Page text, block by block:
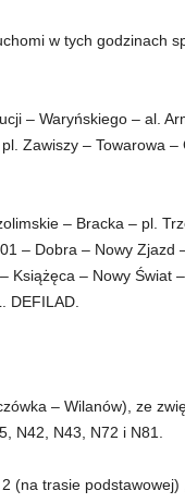
w tych godzinach
– Waryńskiego – al.
Zawiszy – Towarowa –
– Bracka – pl.
– Dobra – Nowy Zjazd
Książęca – Nowy Świat
DEFILAD.
– Wilanów), ze
N42, N43, N72 i N81.
(na trasie